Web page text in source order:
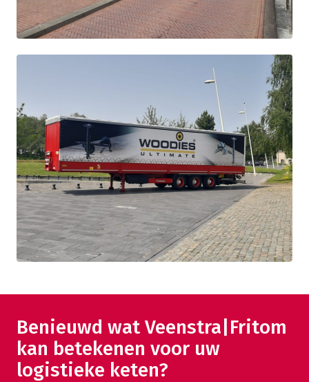
Benieuwd wat Veenstra|Fritom
kan betekenen voor uw
logistieke keten?